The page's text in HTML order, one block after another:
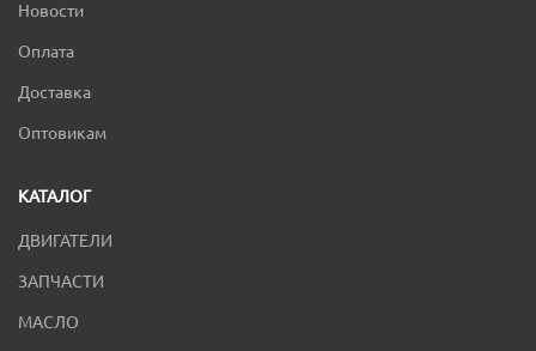
Новости
Оплата
Доставка
Оптовикам
КАТАЛОГ
ДВИГАТЕЛИ
ЗАПЧАСТИ
МАСЛО